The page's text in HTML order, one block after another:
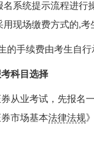
名系统提示流程进行
用现场缴费方式的,考
的手续费由考生自行
科目选择
从业考试，先报名
市场基本法律法规